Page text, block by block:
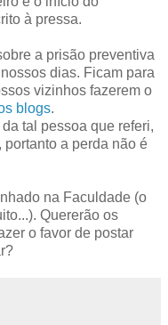
à pressa.
a prisão preventiva
dias. Ficam para
vizinhos fazerem o
blogs.
tal pessoa que referi,
a perda não é
na Faculdade (o
Quererão os
o favor de postar